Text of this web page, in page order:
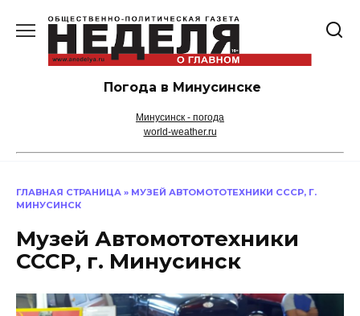
содержанию
Погода в Минусинске
Минусинск - погода
world-weather.ru
ГЛАВНАЯ СТРАНИЦА » МУЗЕЙ АВТОМОТОТЕХНИКИ СССР, Г.
МИНУСИНСК
Музей Автомототехники
СССР, г. Минусинск